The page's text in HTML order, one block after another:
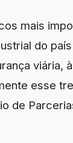
mais
do
viária,
esse
de